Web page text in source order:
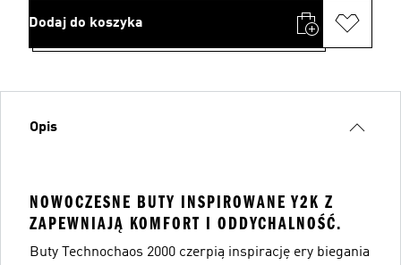
Dodaj do koszyka
Opis
NOWOCZESNE BUTY INSPIROWANE Y2K Z
ZAPEWNIAJĄ KOMFORT I ODDYCHALNOŚĆ.
Buty Technochaos 2000 czerpią inspirację ery biegania